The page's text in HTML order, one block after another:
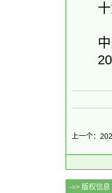
十六
中
上一个：
-=> 版权信息